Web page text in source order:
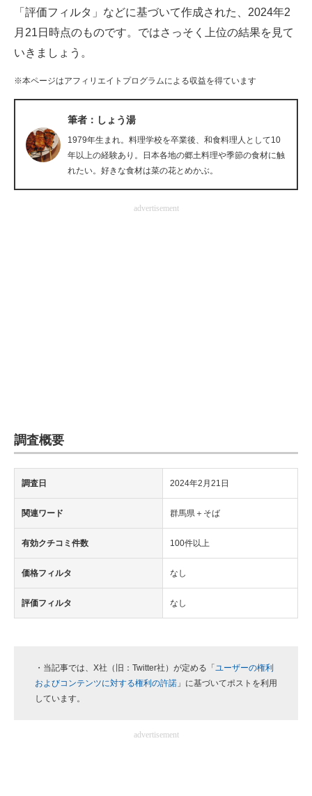
企業ITのトレンドを詳説
ITエンジニア向け専門サイト
企業向けIT製品の総合サイト
製造業のIT導入・活用を支援
「評価フィルタ」などに基づいて作成された、2024年2
月21日時点のものです。ではさっそく上位の結果を見て
いきましょう。
※本ページはアフィリエイトプログラムによる収益を得ています
筆者：しょう湯
1979年生まれ。料理学校を卒業後、和食料理人として10
年以上の経験あり。日本各地の郷土料理や季節の食材に触
れたい。好きな食材は菜の花とめかぶ。
advertisement
調査概要
調査日 2024年2月21日
関連ワード 群馬県＋そば
有効クチコミ件数 100件以上
価格フィルタ なし
評価フィルタ なし
・当記事では、X社（旧：Twitter社）が定める「 ユーザーの権利
およびコンテンツに対する権利の許諾 」に基づいてポストを利用
しています。
advertisement